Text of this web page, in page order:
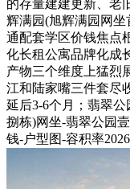
的存量建建更新、老
辉满园(旭辉满园网
通配套学区价钱焦点
化长租公寓品牌化成
产物三个维度上猛烈
江和陆家嘴三件套尽
延后3-6个月；翡翠
捌栋)网坐-翡翠公园
钱-户型图-容积率